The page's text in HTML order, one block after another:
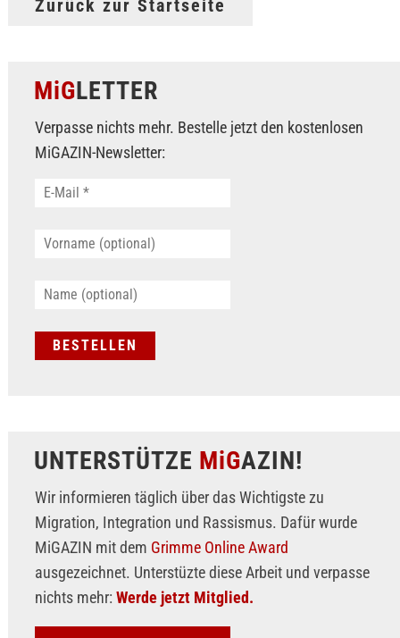
Zurück zur Startseite
MiGLETTER
Verpasse nichts mehr. Bestelle jetzt den kostenlosen
MiGAZIN-Newsletter:
UNTERSTÜTZE MiGAZIN!
Wir informieren täglich über das Wichtigste zu
Migration, Integration und Rassismus. Dafür wurde
MiGAZIN mit dem Grimme Online Award
ausgezeichnet. Unterstüzte diese Arbeit und verpasse
nichts mehr: Werde jetzt Mitglied.